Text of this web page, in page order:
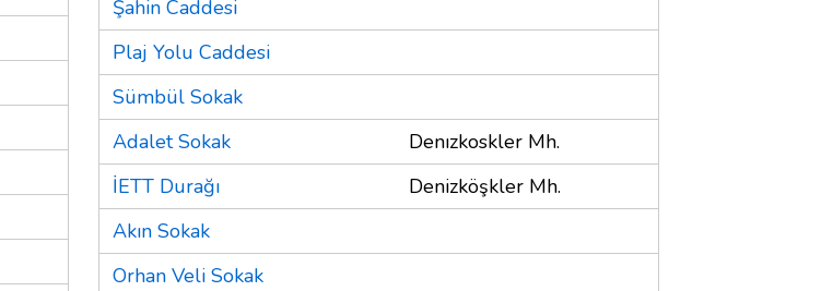
Şahin Caddesi
Plaj Yolu Caddesi
Sümbül Sokak
Adalet Sokak
Denızkoskler Mh.
İETT Durağı
Denizköşkler Mh.
Akın Sokak
Orhan Veli Sokak